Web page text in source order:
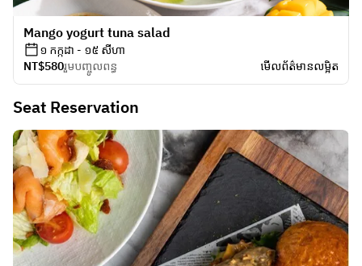
Mango yogurt tuna salad
១ កក្កដា - ១៥ សីហា
NT$580រួមបញ្ចូលពន្ធ មើលព័ត៌មានលម្អិត
Seat Reservation